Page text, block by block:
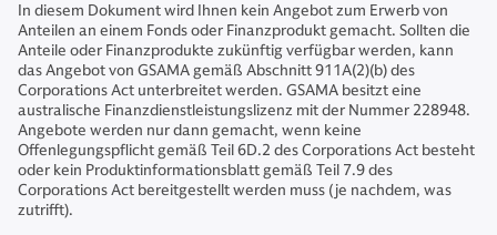
In diesem Dokument wird Ihnen kein Angebot zum Erwerb von
Anteilen an einem Fonds oder Finanzprodukt gemacht. Sollten die
Anteile oder Finanzprodukte zukünftig verfügbar werden, kann
das Angebot von GSAMA gemäß Abschnitt 911A(2)(b) des
Corporations Act unterbreitet werden. GSAMA besitzt eine
australische Finanzdienstleistungslizenz mit der Nummer 228948.
Angebote werden nur dann gemacht, wenn keine
Offenlegungspflicht gemäß Teil 6D.2 des Corporations Act besteht
oder kein Produktinformationsblatt gemäß Teil 7.9 des
Corporations Act bereitgestellt werden muss (je nachdem, was
zutrifft).